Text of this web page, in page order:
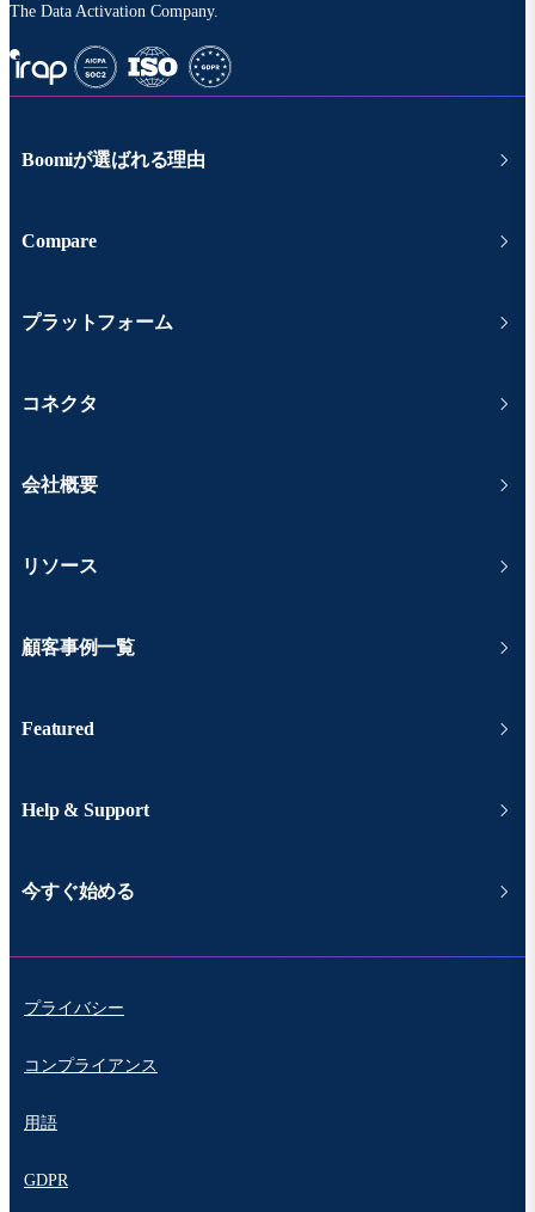
The Data Activation Company.
Boomiが選ばれる理由
Compare
プラットフォーム
コネクタ
会社概要
リソース
顧客事例一覧
Featured
Help & Support
今すぐ始める
プライバシー
コンプライアンス
用語
GDPR